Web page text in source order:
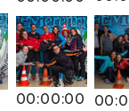
00:00:00